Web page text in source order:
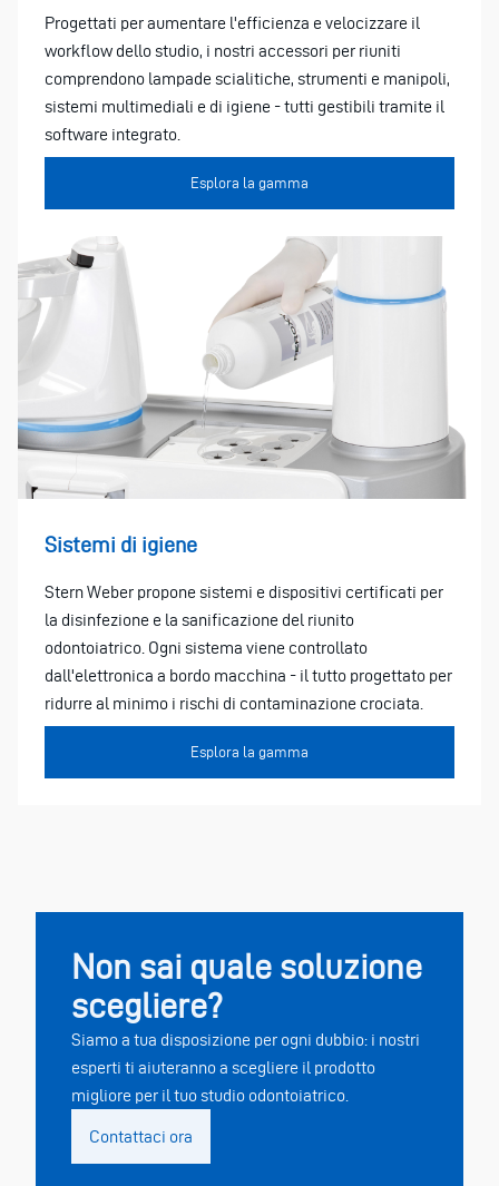
Progettati per aumentare l'efficienza e velocizzare il
workflow dello studio, i nostri accessori per riuniti
comprendono lampade scialitiche, strumenti e manipoli,
sistemi multimediali e di igiene - tutti gestibili tramite il
software integrato.
Esplora la gamma
Sistemi di igiene
Stern Weber propone sistemi e dispositivi certificati per
la disinfezione e la sanificazione del riunito
odontoiatrico. Ogni sistema viene controllato
dall'elettronica a bordo macchina - il tutto progettato per
ridurre al minimo i rischi di contaminazione crociata.
Esplora la gamma
Non sai quale soluzione
scegliere?
Siamo a tua disposizione per ogni dubbio: i nostri
esperti ti aiuteranno a scegliere il prodotto
migliore per il tuo studio odontoiatrico.
Contattaci ora